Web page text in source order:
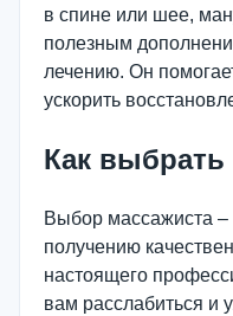
в спине или шее,
полезным
лечению. Он
ускорить
Как выбрать
Выбор массажиста
получению
настоящего
вам расслабиться и